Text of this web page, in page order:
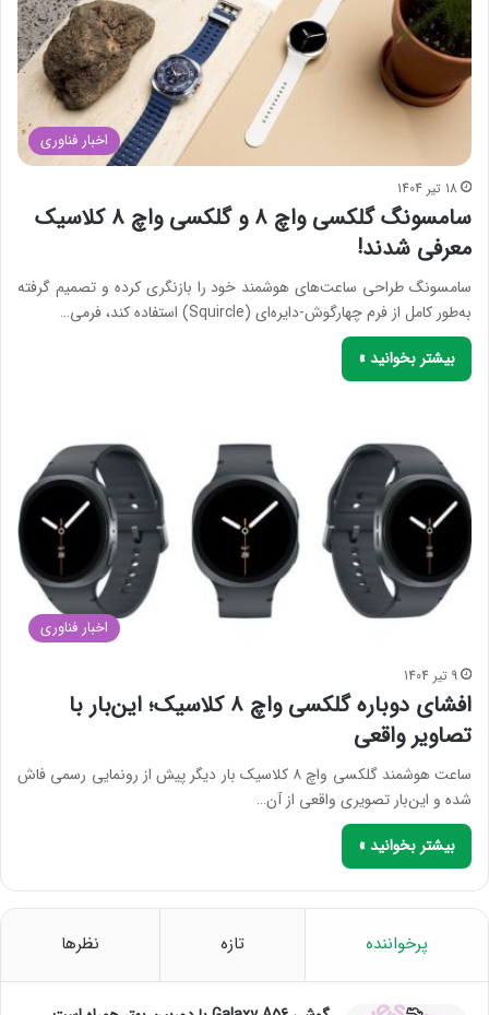
اخبار فناوری
18 تیر 1404
سامسونگ گلکسی واچ 8 و گلکسی واچ 8 کلاسیک
معرفی شدند!
سامسونگ طراحی ساعت‌های هوشمند خود را بازنگری کرده و تصمیم گرفته
به‌طور کامل از فرم چهارگوش-دایره‌ای (Squircle) استفاده کند، فرمی…
بیشتر بخوانید »
اخبار فناوری
9 تیر 1404
افشای دوباره گلکسی واچ ۸ کلاسیک؛ این‌بار با
تصاویر واقعی
ساعت هوشمند گلکسی واچ ۸ کلاسیک بار دیگر پیش از رونمایی رسمی فاش
شده و این‌بار تصویری واقعی از آن…
بیشتر بخوانید »
پرخواننده تازه نظرها